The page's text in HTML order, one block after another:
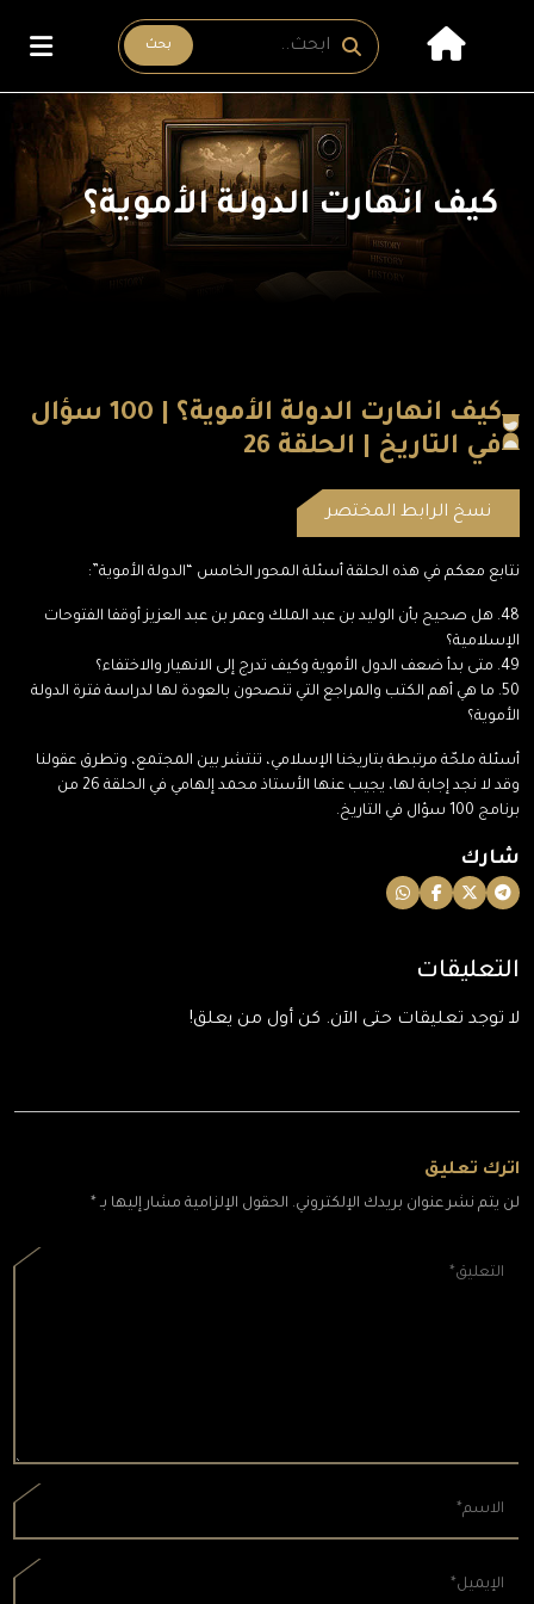
بحث
كيف انهارت الدولة الأموية؟
كيف انهارت الدولة الأموية؟ | 100 سؤال
في التاريخ | الحلقة 26
نسخ الرابط المختصر
نتابع معكم في هذه الحلقة أسئلة المحور الخامس “الدولة الأموية”:
48. هل صحيح بأن الوليد بن عبد الملك وعمر بن عبد العزيز أوقفا الفتوحات
الإسلامية؟
49. متى بدأ ضعف الدول الأموية وكيف تدرج إلى الانهيار والاختفاء؟
50. ما هي أهم الكتب والمراجع التي تنصحون بالعودة لها لدراسة فترة الدولة
الأموية؟
أسئلة ملحّة مرتبطة بتاريخنا الإسلامي، تنتشر بين المجتمع، وتطرق عقولنا
وقد لا نجد إجابة لها، يجيب عنها الأستاذ محمد إلهامي في الحلقة 26 من
برنامج 100 سؤال في التاريخ.
شارك
التعليقات
لا توجد تعليقات حتى الآن. كن أول من يعلق!
اترك تعليق
لن يتم نشر عنوان بريدك الإلكتروني. الحقول الإلزامية مشار إليها بـ *